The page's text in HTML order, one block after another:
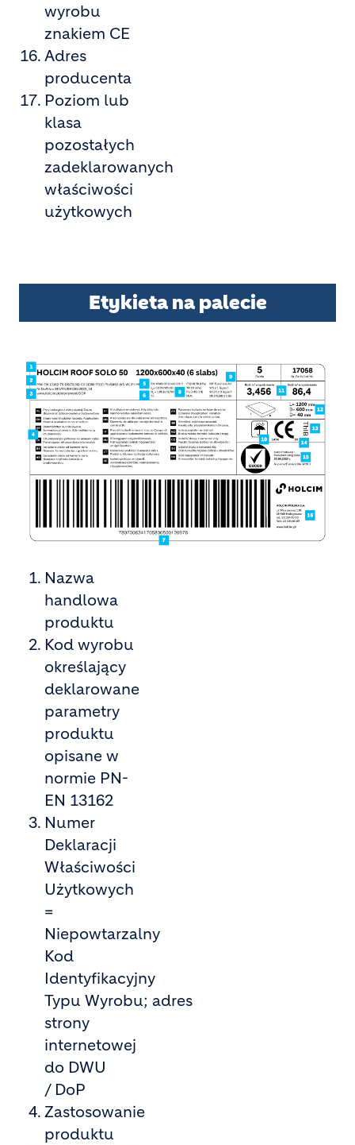
wyrobu
znakiem CE
Adres
producenta
Poziom lub
klasa
pozostałych
zadeklarowanych
właściwości
użytkowych
Etykieta na palecie
Nazwa
handlowa
produktu
Kod wyrobu
określający
deklarowane
parametry
produktu
opisane w
normie PN-
EN 13162
Numer
Deklaracji
Właściwości
Użytkowych
=
Niepowtarzalny
Kod
Identyfikacyjny
Typu Wyrobu; adres
strony
internetowej
do DWU
/ DoP
Zastosowanie
produktu